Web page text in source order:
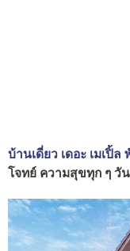
บ้านเดี่ยว เดอะ เมเปิ้
โจทย์ ความสุขทุก ๆ วัน